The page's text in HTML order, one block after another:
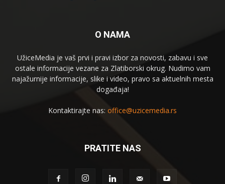
O NAMA
UžiceMedia je vaš prvi i pravi izbor za novosti, zabavu i sve
ostale informacije vezane za Zlatiborski okrug. Nudimo vam
najažurnije informacije, slike i video, pravo sa aktuelnih mesta
događaja!
Kontaktirajte nas: office@uzicemedia.rs
PRATITE NAS